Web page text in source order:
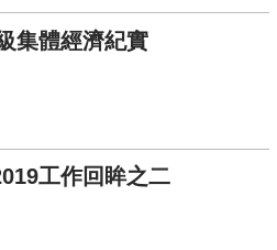
集體經濟紀實
工作回眸之二